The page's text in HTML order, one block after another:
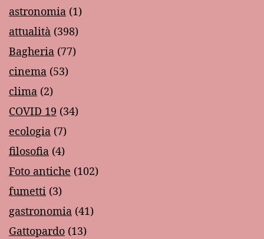
astronomia (1)
attualità (398)
Bagheria (77)
cinema (53)
clima (2)
COVID 19 (34)
ecologia (7)
filosofia (4)
Foto antiche (102)
fumetti (3)
gastronomia (41)
Gattopardo (13)